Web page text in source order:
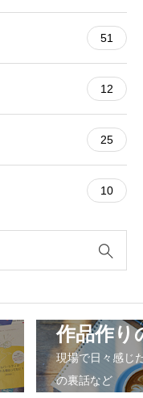
51
12
25
10
作品作り
現場で日々感じ
の裏話など